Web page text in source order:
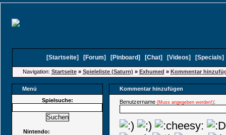
[Startseite] [Forum] [Pinboard] [Chat] [Videos] [Specials
Navigation: Startseite» Spieleliste (Saturn) » Exhumed » Kommentar
Menü
Kommentar hinzufügen
Spielsuche:
Nintendo:
Benutzername (Muss angegeben werden!):